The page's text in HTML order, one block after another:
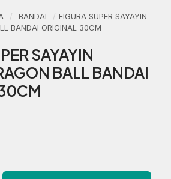
/ BANDAI / FIGURA SUPER SAYAYIN
BANDAI ORIGINAL 30CM
SAYAYIN
BALL BANDAI